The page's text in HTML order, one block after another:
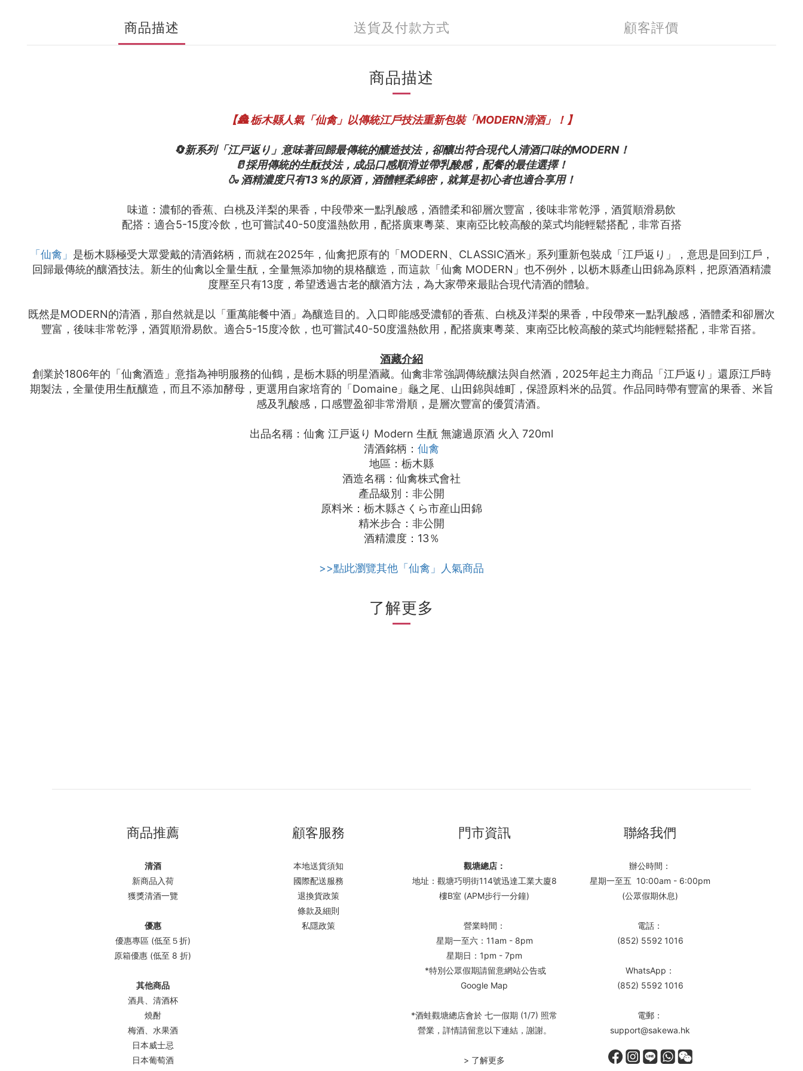
商品描述 送貨及付款方式 顧客評價
商品描述
【🏯 栃木縣人氣「仙禽」以傳統江戶技法重新包裝「MODERN清酒」！】
🔄新系列「江戸返り」意味著回歸最傳統的釀造技法，卻釀出符合現代人清酒口味的MODERN！
🥛採用傳統的生酛技法，成品口感順滑並帶乳酸感，配餐的最佳選擇！
🍶 酒精濃度只有13％的原酒，酒體輕柔綿密，就算是初心者也適合享用！
味道：濃郁的香蕉、白桃及洋梨的果香，中段帶來一點乳酸感，酒體柔和卻層次豐富，後味非常乾淨，酒質順滑易飲
配搭：適合5-15度冷飲，也可嘗試40-50度溫熱飲用，配搭廣東粵菜、東南亞比較高酸的菜式均能輕鬆搭配，非常百搭
「仙禽」 是栃木縣極受大眾愛戴的清酒銘柄，而就在2025年，仙禽把原有的「MODERN、CLASSIC酒米」系列重新包裝成「江戶返り」，意思是回到江戶，
回歸最傳統的釀酒技法。新生的仙禽以全量生酛，全量無添加物的規格釀造，而這款「仙禽 MODERN」也不例外，以枥木縣產山田錦為原料，把原酒酒精濃
度壓至只有13度，希望透過古老的釀酒方法，為大家帶來最貼合現代清酒的體驗。
既然是MODERN的清酒，那自然就是以「重萬能餐中酒」為釀造目的。入口即能感受濃郁的香蕉、白桃及洋梨的果香，中段帶來一點乳酸感，酒體柔和卻層次
豐富，後味非常乾淨，酒質順滑易飲。適合5-15度冷飲，也可嘗試40-50度溫熱飲用，配搭廣東粵菜、東南亞比較高酸的菜式均能輕鬆搭配，非常百搭。
酒藏介紹
創業於1806年的「仙禽酒造」意指為神明服務的仙鶴，是栃木縣的明星酒藏。仙禽非常強調傳統釀法與自然酒，2025年起主力商品「江戶返り」還原江戶時
期製法，全量使用生酛釀造，而且不添加酵母，更選用自家培育的「Domaine」龜之尾、山田錦與雄町，保證原料米的品質。作品同時帶有豐富的果香、米旨
感及乳酸感，口感豐盈卻非常滑順，是層次豐富的優質清酒。
出品名稱：仙禽 江戸返り Modern 生酛 無濾過原酒 火入 720ml
清酒銘柄： 仙禽
地區：栃木縣
酒造名稱：仙禽株式會社
產品級別：非公開
原料米：栃木縣さくら市産山田錦
精米步合：非公開
酒精濃度：13％
>>點此瀏覽其他「仙禽」人氣商品
了解更多
商品推薦
清酒
新商品入荷
獲獎清酒一覽
優惠
優惠專區 (低至５折)
原箱優惠 (低至 8 折)
其他商品
酒具、清酒杯
燒酎
梅酒、水果酒
日本威士忌
日本葡萄酒
顧客服務
本地送貨須知
國際配送服務
退換貨政策
條款及細則
私隱政策
門市資訊
觀塘總店：
地址：觀塘巧明街114號迅達工業大廈8
樓B室 (APM步行一分鐘)
營業時間：
星期一至六：11am - 8pm
星期日：1pm - 7pm
*特別公眾假期請留意網站公告或
Google Map
*酒蛙觀塘總店會於 七一假期 (1/7) 照常
營業，詳情請留意以下連結，謝謝。
> 了解更多
聯絡我們
辦公時間：
星期一至五 10:00am - 6:00pm
(公眾假期休息)
電話：
(852) 5592 1016
WhatsApp：
(852) 5592 1016
電郵：
support@sakewa.hk